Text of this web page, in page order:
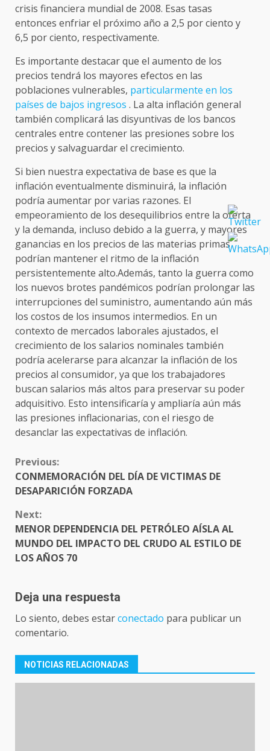
crisis financiera mundial de 2008. Esas tasas
entonces enfriar el próximo año a 2,5 por ciento y
6,5 por ciento, respectivamente.
Es importante destacar que el aumento de los
precios tendrá los mayores efectos en las
poblaciones vulnerables, particularmente en los
países de bajos ingresos . La alta inflación general
también complicará las disyuntivas de los bancos
centrales entre contener las presiones sobre los
precios y salvaguardar el crecimiento.
Si bien nuestra expectativa de base es que la
inflación eventualmente disminuirá, la inflación
podría aumentar por varias razones. El
empeoramiento de los desequilibrios entre la oferta
y la demanda, incluso debido a la guerra, y mayores
ganancias en los precios de las materias primas
podrían mantener el ritmo de la inflación
persistentemente alto.Además, tanto la guerra como
los nuevos brotes pandémicos podrían prolongar las
interrupciones del suministro, aumentando aún más
los costos de los insumos intermedios. En un
contexto de mercados laborales ajustados, el
crecimiento de los salarios nominales también
podría acelerarse para alcanzar la inflación de los
precios al consumidor, ya que los trabajadores
buscan salarios más altos para preservar su poder
adquisitivo. Esto intensificaría y ampliaría aún más
las presiones inflacionarias, con el riesgo de
desanclar las expectativas de inflación.
CONTINUE
READING
Previous:
CONMEMORACIÓN DEL DÍA DE VICTIMAS DE
DESAPARICIÓN FORZADA
Next:
MENOR DEPENDENCIA DEL PETRÓLEO AÍSLA AL
MUNDO DEL IMPACTO DEL CRUDO AL ESTILO DE
LOS AÑOS 70
Deja una respuesta
Lo siento, debes estarconectado para publicar un
comentario.
NOTICIAS RELACIONADAS